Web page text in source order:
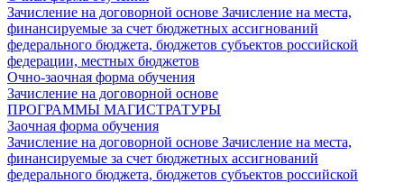
Зачисление на договорной основе Зачисление на места,
финансируемые за счет бюджетных ассигнований
федерального бюджета, бюджетов субъектов российской
федерации, местных бюджетов
Очно-заочная форма обучения
Зачисление на договорной основе
ПРОГРАММЫ МАГИСТРАТУРЫ
Заочная форма обучения
Зачисление на договорной основе Зачисление на места,
финансируемые за счет бюджетных ассигнований
федерального бюджета, бюджетов субъектов российской